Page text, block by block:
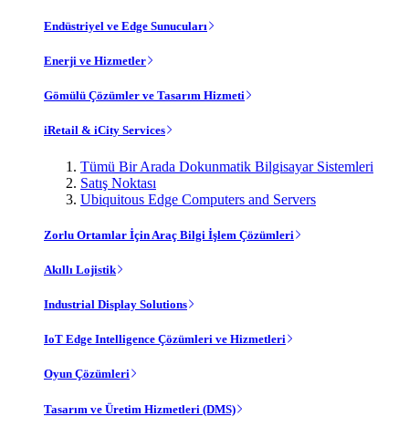
Endüstriyel ve Edge Sunucuları
Enerji ve Hizmetler
Gömülü Çözümler ve Tasarım Hizmeti
iRetail & iCity Services
Tümü Bir Arada Dokunmatik Bilgisayar Sistemleri
Satış Noktası
Ubiquitous Edge Computers and Servers
Zorlu Ortamlar İçin Araç Bilgi İşlem Çözümleri
Akıllı Lojistik
Industrial Display Solutions
IoT Edge Intelligence Çözümleri ve Hizmetleri
Oyun Çözümleri
Tasarım ve Üretim Hizmetleri (DMS)